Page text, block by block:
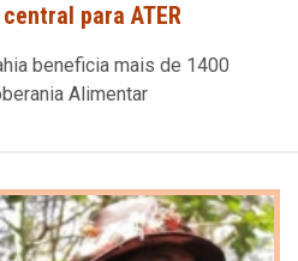
para ATER
beneficia mais de 1400
Alimentar